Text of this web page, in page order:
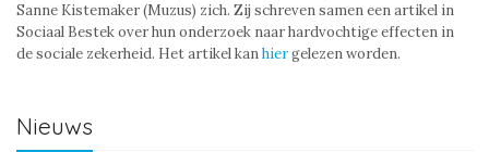
Sanne Kistemaker (Muzus) zich. Zij schreven samen een artikel in
Sociaal Bestek over hun onderzoek naar hardvochtige effecten in
de sociale zekerheid. Het artikel kanhiergelezen worden.
Nieuws